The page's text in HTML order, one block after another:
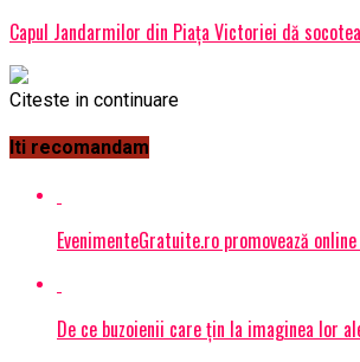
Capul Jandarmilor din Piața Victoriei dă
Citeste in continuare
Iti recomandam
EvenimenteGratuite.ro promovează
De ce buzoienii care țin la imaginea lor